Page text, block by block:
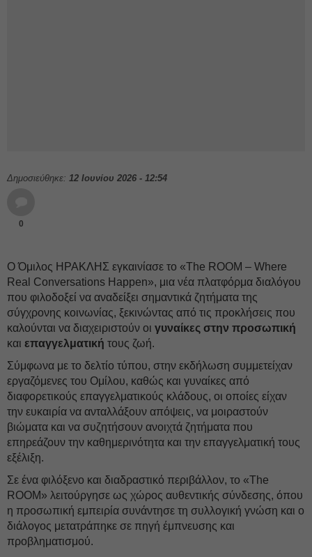
Δημοσιεύθηκε: 12 Ιουνίου 2026 - 12:54
0
Ο Όμιλος ΗΡΑΚΛΗΣ εγκαινίασε το «The ROOM – Where
Real Conversations Happen», μια νέα πλατφόρμα διαλόγου
που φιλοδοξεί να αναδείξει σημαντικά ζητήματα της
σύγχρονης κοινωνίας, ξεκινώντας από τις προκλήσεις που
καλούνται να διαχειριστούν οι γυναίκες στην προσωπική
και επαγγελματική τους ζωή.
Σύμφωνα με το δελτίο τύπου, στην εκδήλωση συμμετείχαν
εργαζόμενες του Ομίλου, καθώς και γυναίκες από
διαφορετικούς επαγγελματικούς κλάδους, οι οποίες είχαν
την ευκαιρία να ανταλλάξουν απόψεις, να μοιραστούν
βιώματα και να συζητήσουν ανοιχτά ζητήματα που
επηρεάζουν την καθημερινότητα και την επαγγελματική τους
εξέλιξη.
Σε ένα φιλόξενο και διαδραστικό περιβάλλον, το «The
ROOM» λειτούργησε ως χώρος αυθεντικής σύνδεσης, όπου
η προσωπική εμπειρία συνάντησε τη συλλογική γνώση και ο
διάλογος μετατράπηκε σε πηγή έμπνευσης και
προβληματισμού.